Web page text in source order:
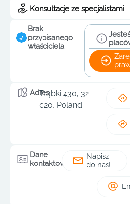
Konsultacje ze specjalistami
Brak
przypisanego
właściciela
AdresTrąbki 430, 32-
020, Poland
Dane
kontaktowe
Napisz
do nas!